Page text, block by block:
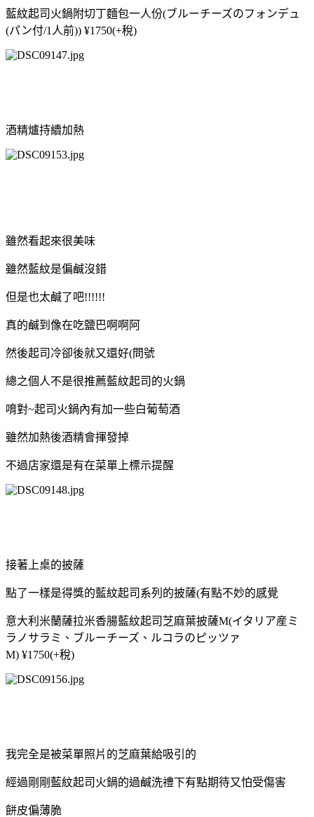
藍紋起司火鍋附切丁麵包一人份(ブルーチーズのフォンデュ
(パン付/1人前)) ¥1750(+稅)
酒精爐持續加熱
雖然看起來很美味
雖然藍紋是偏鹹沒錯
但是也太鹹了吧!!!!!!
真的鹹到像在吃鹽巴啊啊阿
然後起司冷卻後就又還好(問號
總之個人不是很推薦藍紋起司的火鍋
唷對~起司火鍋內有加一些白葡萄酒
雖然加熱後酒精會揮發掉
不過店家還是有在菜單上標示提醒
接著上桌的披薩
點了一樣是得獎的藍紋起司系列的披薩(有點不妙的感覺
意大利米蘭薩拉米香腸藍紋起司芝麻葉披薩M(イタリア産ミ
ラノサラミ、ブルーチーズ、ルコラのピッツァ
M) ¥1750(+稅)
我完全是被菜單照片的芝麻葉給吸引的
經過剛剛藍紋起司火鍋的過鹹洗禮下有點期待又怕受傷害
餅皮偏薄脆